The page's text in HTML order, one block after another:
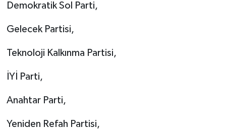
Demokratik Sol Parti,
Gelecek Partisi,
Teknoloji Kalkınma Partisi,
İYİ Parti,
Anahtar Parti,
Yeniden Refah Partisi,